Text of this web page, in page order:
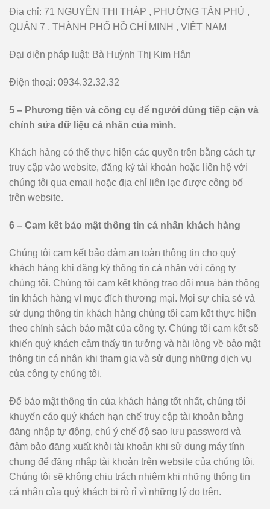
Địa chỉ: 71 NGUYỄN THỊ THẬP , PHƯỜNG TÂN PHÚ ,
QUẬN 7 , THÀNH PHỐ HỒ CHÍ MINH , VIỆT NAM
Đại diện pháp luật: Bà Huỳnh Thị Kim Hân
Điện thoại: 0934.32.32.32
5 – Phương tiện và công cụ để người dùng tiếp cận và
chỉnh sửa dữ liệu cá nhân của mình.
Khách hàng có thể thực hiện các quyền trên bằng cách tự
truy cập vào website, đăng ký tài khoản hoặc liên hệ với
chúng tôi qua email hoặc địa chỉ liên lạc được công bố
trên website.
6 – Cam kết bảo mật thông tin cá nhân khách hàng
Chúng tôi cam kết bảo đảm an toàn thông tin cho quý
khách hàng khi đăng ký thông tin cá nhân với công ty
chúng tôi. Chúng tôi cam kết không trao đổi mua bán thông
tin khách hàng vì mục đích thương mại. Mọi sự chia sẻ và
sử dụng thông tin khách hàng chúng tôi cam kết thực hiện
theo chính sách bảo mật của công ty. Chúng tôi cam kết sẽ
khiến quý khách cảm thấy tin tưởng và hài lòng về bảo mật
thông tin cá nhân khi tham gia và sử dụng những dịch vụ
của công ty chúng tôi.
Để bảo mật thông tin của khách hàng tốt nhất, chúng tôi
khuyến cáo quý khách hạn chế truy cập tài khoản bằng
đăng nhập tự động, chú ý chế độ sao lưu password và
đảm bảo đăng xuất khỏi tài khoản khi sử dụng máy tính
chung để đăng nhập tài khoản trên website của chúng tôi.
Chúng tôi sẽ không chịu trách nhiệm khi những thông tin
cá nhân của quý khách bị rò rỉ vì những lý do trên.